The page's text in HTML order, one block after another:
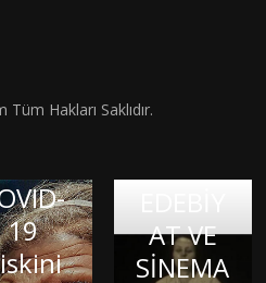
Hakları Saklıdır.
19
nezi ve
Sitokin
AT VE
SİNEMA